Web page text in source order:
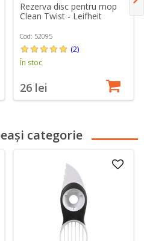
Rezerva disc pentru mop
Clean Twist - Leifheit
Cod: 52095
(2)
În stoc
26 lei
categorie